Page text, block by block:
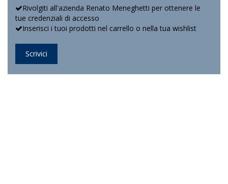
Rivolgiti all'azienda Renato Meneghetti per ottenere le
tue credenziali di accesso
Inserisci i tuoi prodotti nel carrello o nella tua wishlist
Scrivici